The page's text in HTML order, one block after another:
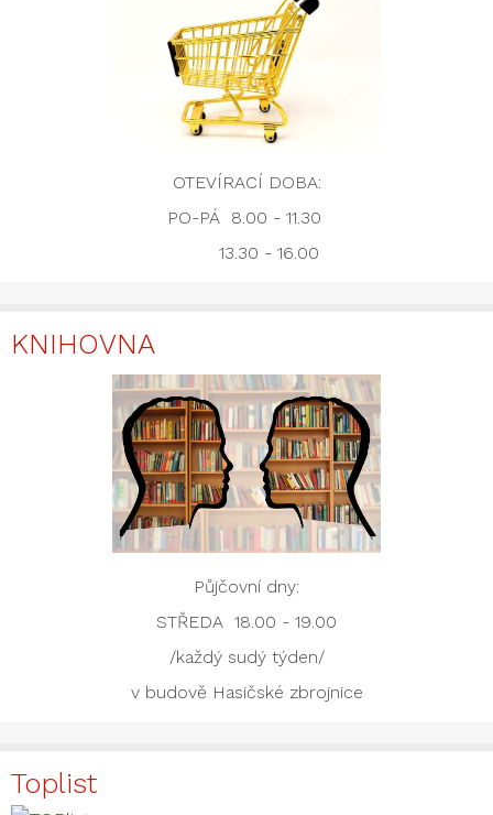
OTEVÍRACÍ DOBA:
PO-PÁ 8.00 - 11.30
13.30 - 16.00
KNIHOVNA
Půjčovní dny:
STŘEDA 18.00 - 19.00
/každý sudý týden/
v budově Hasičské zbrojnice
Toplist